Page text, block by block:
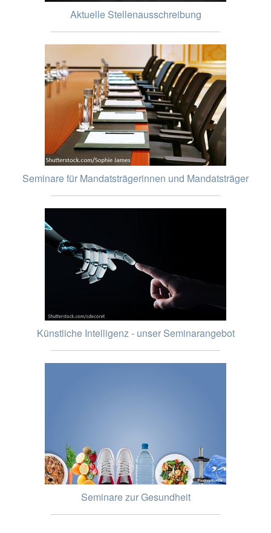
Aktuelle Stellenausschreibung
Seminare für Mandatsträgerinnen und Mandatsträger
Künstliche Intelligenz - unser Seminarangebot
Seminare zur Gesundheit